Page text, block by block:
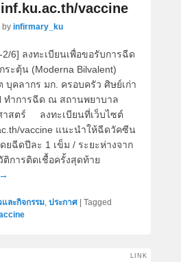
vaccine
by infirmary_ku
2/6] ลงทะเบียนเพื่อขอรับการฉีด
ะตุ้น (Moderna Bilvalent)
บุคลากร มก. ครอบครัว ศิษย์เก่า
ทำการฉีด ณ สถานพยาบาล
าสตร์ ลงทะเบียนที่เว็บไซต์
vaccine แนะนำให้ฉีดวัคซีน
ยฉีดปีละ 1 เข็ม / ระยะห่างจาก
การติดเชื้อครั้งสุดท้าย
ละกิจกรรม, ประกาศ
Tagged
LINK